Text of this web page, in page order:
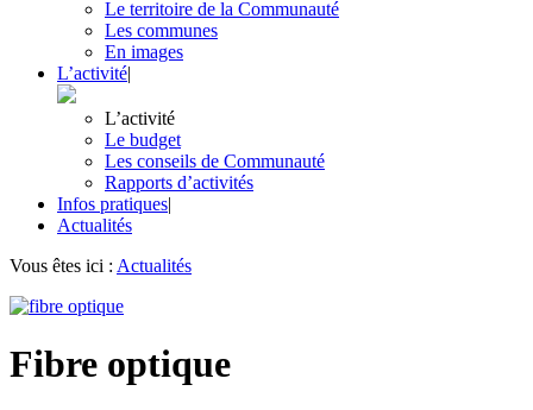
Le territoire de la Communauté
Les communes
En images
L’activité|
L’activité
Le budget
Les conseils de Communauté
Rapports d’activités
Infos pratiques|
Actualités
Vous êtes ici : Actualités
Fibre optique